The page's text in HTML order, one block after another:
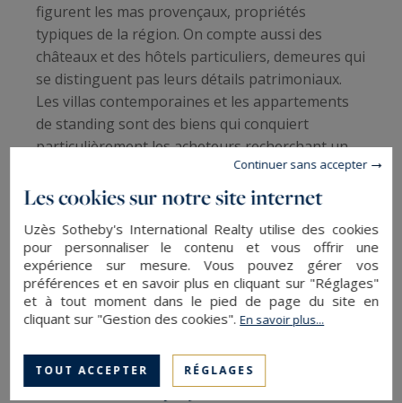
figurent les mas provençaux, propriétés
typiques de la région. On compte aussi des
châteaux et des hôtels particuliers, demeures qui
se distinguent pas leurs détails patrimoniaux.
Les villas contemporaines et les appartements
de standing sont des biens qui conquiert
particulièrement les acheteurs recherchant un
cadre de vie luxueux et fonctionnel.
Cette diversité d’offres fait d’Uzès une
destination incontournable pour les particuliers
en quête de biens de prestige dans un cadre
idyllique.
Sotheby’s Uzès, l’expertise du luxe au
service de votre projet immobilier
Les cookies sur notre site internet
Uzès Sotheby's International Realty utilise des cookies
pour personnaliser le contenu et vous offrir une
expérience sur mesure. Vous pouvez gérer vos
préférences et en savoir plus en cliquant sur "Réglages"
et à tout moment dans le pied de page du site en
cliquant sur "Gestion des cookies".En savoir plus...
TOUT ACCEPTER RÉGLAGES
Continuer sans accepter